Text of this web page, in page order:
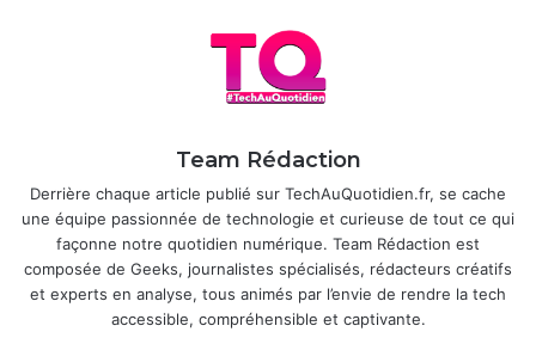
directement dans le navigateur
28 mars 2026
Firefox 147 est maintenant disponible
au téléchargement.
21 janvier 2026
Team Rédaction
Derrière chaque article publié sur TechAuQuotidien.fr, se cache
une équipe passionnée de technologie et curieuse de tout ce qui
façonne notre quotidien numérique. Team Rédaction est
composée de Geeks, journalistes spécialisés, rédacteurs créatifs
et experts en analyse, tous animés par l’envie de rendre la tech
accessible, compréhensible et captivante.